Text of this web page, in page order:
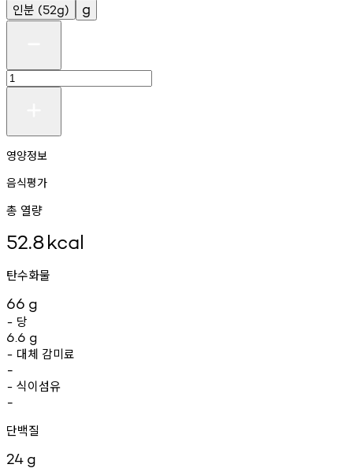
인분 (52g) g
영양정보
음식평가
총 열량
52.8kcal
탄수화물
66 g
- 당
6.6 g
- 대체 감미료
-
- 식이섬유
-
단백질
24 g